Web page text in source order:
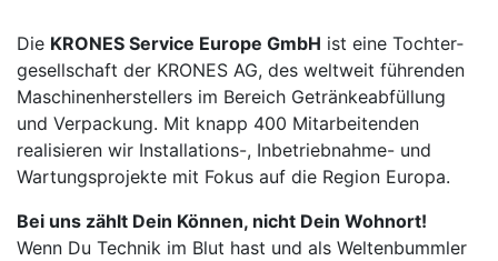
Die KRONES Service Europe GmbH ist eine Tochter­
gesellschaft der KRONES AG, des weltweit führenden
Maschinen­herstellers im Bereich Getränke­abfüllung
und Verpackung. Mit knapp 400 Mitarbei­tenden
realisieren wir Installations-, Inbetrieb­nahme- und
Wartungs­projekte mit Fokus auf die Region Europa.
Bei uns zählt Dein Können, nicht Dein Wohnort!
Wenn Du Technik im Blut hast und als Weltenbummler